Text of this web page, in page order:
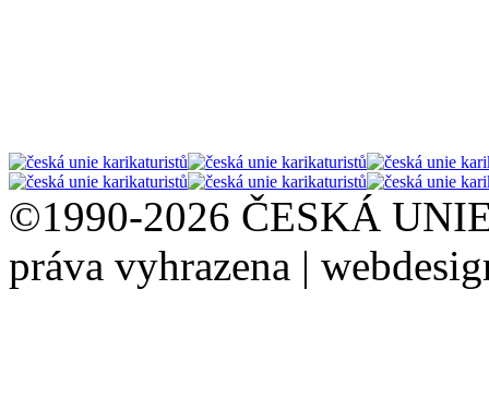
©1990-2026 ČESKÁ
práva vyhrazena |